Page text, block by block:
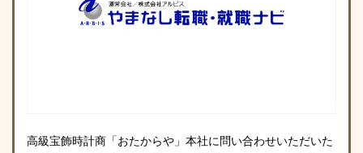
高級宝飾時計商「おたからや」本社に問い合わせいただいた